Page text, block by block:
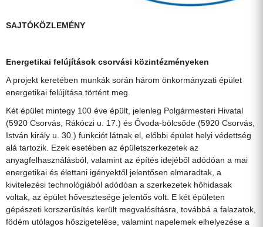
SAJTÓKÖZLEMÉNY
Energetikai felújítások csorvási közintézményeken
A projekt keretében munkák során három önkormányzati épület
energetikai felújítása történt meg.
Két épület mintegy 100 éve épült, jelenleg Polgármesteri Hivatal
(5920 Csorvás, Rákóczi u. 17.) és Óvoda-bölcsőde (5920 Csorvás,
István király u. 30.) funkciót látnak el, előbbi épület helyi védettség
alá tartozik. Ezek esetében az épületszerkezetek az
anyagfelhasználásból, valamint az építés idejéből adódóan a mai
energetikai és élettani igényektől jelentősen elmaradtak, a
kivitelezési technológiából adódóan a szerkezetek hőhidasak
voltak, az épület hővesztesége jelentős volt. E két épületen
gépészeti korszerűsítés került megvalósításra, továbbá a falazatok,
födém utólagos hőszigetelése, valamint napelemek elhelyezése a